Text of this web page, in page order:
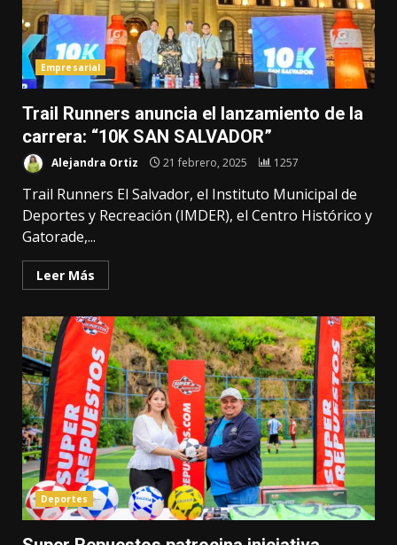
Empresarial
Trail Runners anuncia el lanzamiento de la
carrera: “10K SAN SALVADOR”
Alejandra Ortiz 21 febrero, 2025 1257
Trail Runners El Salvador, el Instituto Municipal de
Deportes y Recreación (IMDER), el Centro Histórico y
Gatorade,...
Leer Más
Deportes